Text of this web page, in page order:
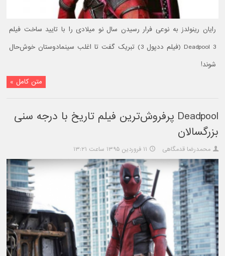
رایان رینولدز به نوعی فرار رسیدن سال نو میلادی را با تایید ساخت فیلم
Deadpool 3 (فیلم ددپول 3) تبریک گفت تا اغلب سینمادوستان خوش‌حال
شوند!
متن کامل »
Deadpool پرفروش‌ترین فیلم تاریخ با درجه سنی
بزرگسالان
محمدرضا قدمگاهی ۱۱ فروردین ۱۳۹۵ ساعت ۱۳:۲۱